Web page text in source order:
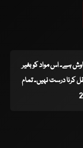
کاوش ہے۔ اس مواد کو بغیر
درست نہیں۔ تمام